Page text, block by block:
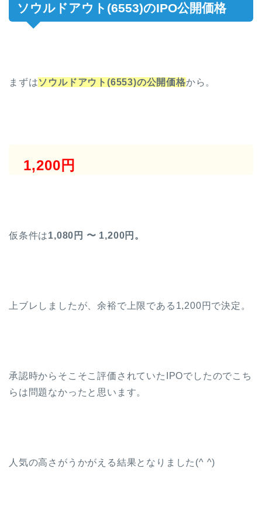
ソウルドアウト(6553)のIPO公開価格
まずはソウルドアウト(6553)の公開価格から。
1,200円
仮条件は1,080円 〜 1,200円。
上ブレしましたが、余裕で上限である1,200円で決定。
承認時からそこそこ評価されていたIPOでしたのでこち
らは問題なかったと思います。
人気の高さがうかがえる結果となりました(^ ^)